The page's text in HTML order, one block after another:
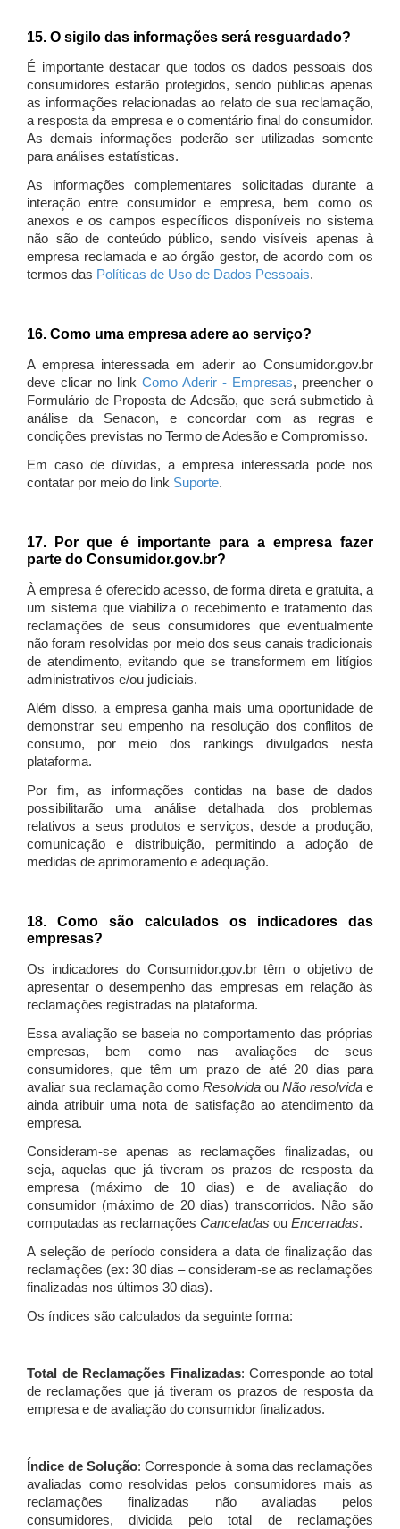
15. O sigilo das informações será resguardado?
É importante destacar que todos os dados pessoais dos
consumidores estarão protegidos, sendo públicas apenas
as informações relacionadas ao relato de sua reclamação,
a resposta da empresa e o comentário final do consumidor.
As demais informações poderão ser utilizadas somente
para análises estatísticas.
As informações complementares solicitadas durante a
interação entre consumidor e empresa, bem como os
anexos e os campos específicos disponíveis no sistema
não são de conteúdo público, sendo visíveis apenas à
empresa reclamada e ao órgão gestor, de acordo com os
termos das Políticas de Uso de Dados Pessoais.
16. Como uma empresa adere ao serviço?
A empresa interessada em aderir ao Consumidor.gov.br
deve clicar no link Como Aderir - Empresas, preencher o
Formulário de Proposta de Adesão, que será submetido à
análise da Senacon, e concordar com as regras e
condições previstas no Termo de Adesão e Compromisso.
Em caso de dúvidas, a empresa interessada pode nos
contatar por meio do link Suporte.
17. Por que é importante para a empresa fazer
parte do Consumidor.gov.br?
À empresa é oferecido acesso, de forma direta e gratuita, a
um sistema que viabiliza o recebimento e tratamento das
reclamações de seus consumidores que eventualmente
não foram resolvidas por meio dos seus canais tradicionais
de atendimento, evitando que se transformem em litígios
administrativos e/ou judiciais.
Além disso, a empresa ganha mais uma oportunidade de
demonstrar seu empenho na resolução dos conflitos de
consumo, por meio dos rankings divulgados nesta
plataforma.
Por fim, as informações contidas na base de dados
possibilitarão uma análise detalhada dos problemas
relativos a seus produtos e serviços, desde a produção,
comunicação e distribuição, permitindo a adoção de
medidas de aprimoramento e adequação.
18. Como são calculados os indicadores das
empresas?
Os indicadores do Consumidor.gov.br têm o objetivo de
apresentar o desempenho das empresas em relação às
reclamações registradas na plataforma.
Essa avaliação se baseia no comportamento das próprias
empresas, bem como nas avaliações de seus
consumidores, que têm um prazo de até 20 dias para
avaliar sua reclamação como Resolvida ou Não resolvida e
ainda atribuir uma nota de satisfação ao atendimento da
empresa.
Consideram-se apenas as reclamações finalizadas, ou
seja, aquelas que já tiveram os prazos de resposta da
empresa (máximo de 10 dias) e de avaliação do
consumidor (máximo de 20 dias) transcorridos. Não são
computadas as reclamações Canceladas ou Encerradas.
A seleção de período considera a data de finalização das
reclamações (ex: 30 dias – consideram-se as reclamações
finalizadas nos últimos 30 dias).
Os índices são calculados da seguinte forma:
Total de Reclamações Finalizadas: Corresponde ao total
de reclamações que já tiveram os prazos de resposta da
empresa e de avaliação do consumidor finalizados.
Índice de Solução: Corresponde à soma das reclamações
avaliadas como resolvidas pelos consumidores mais as
reclamações finalizadas não avaliadas pelos
consumidores, dividida pelo total de reclamações